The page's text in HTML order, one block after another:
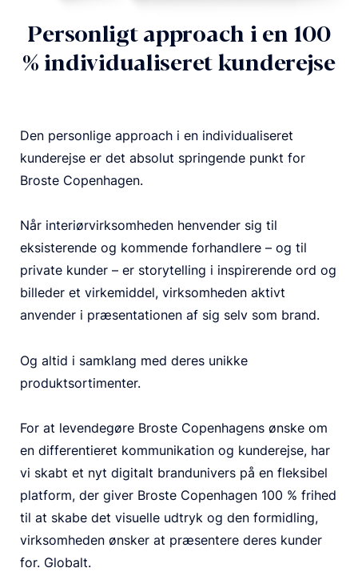
Personligt approach i en 100
% individualiseret kunderejse
Den personlige approach i en individualiseret
kunderejse er det absolut springende punkt for
Broste Copenhagen.
Når interiørvirksomheden henvender sig til
eksisterende og kommende forhandlere – og til
private kunder – er storytelling i inspirerende ord og
billeder et virkemiddel, virksomheden aktivt
anvender i præsentationen af sig selv som brand.
Og altid i samklang med deres unikke
produktsortimenter.
For at levendegøre Broste Copenhagens ønske om
en differentieret kommunikation og kunderejse, har
vi skabt et nyt digitalt brandunivers på en fleksibel
platform, der giver Broste Copenhagen 100 % frihed
til at skabe det visuelle udtryk og den formidling,
virksomheden ønsker at præsentere deres kunder
for. Globalt.